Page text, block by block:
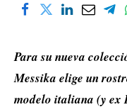
Para su nueva
Messika elige un
modelo italiana (y ex